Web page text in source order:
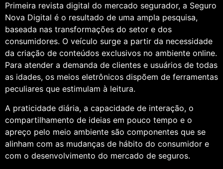
Primeira revista digital do mercado segurador, a Seguro
Nova Digital é o resultado de uma ampla pesquisa,
baseada nas transformações do setor e dos
consumidores. O veículo surge a partir da necessidade
da criação de conteúdos exclusivos no ambiente online.
Para atender a demanda de clientes e usuários de todas
as idades, os meios eletrônicos dispõem de ferramentas
peculiares que estimulam à leitura.
A praticidade diária, a capacidade de interação, o
compartilhamento de ideias em pouco tempo e o
apreço pelo meio ambiente são componentes que se
alinham com as mudanças de hábito do consumidor e
com o desenvolvimento do mercado de seguros.